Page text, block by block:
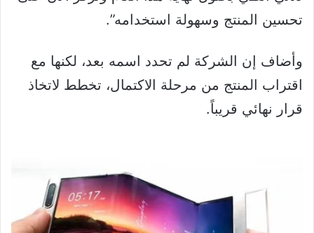
تحسين المنتج وسهولة استخدامه”.
وأضاف إن الشركة لم تحدد اسمه بعد، لكنها مع
اقتراب المنتج من مرحلة الاكتمال، تخطط لاتخاذ
قرار نهائي قريباً.